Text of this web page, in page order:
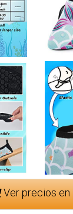
Ver precios en